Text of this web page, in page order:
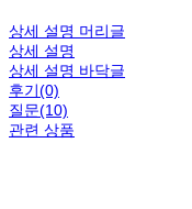
상세 설명 머리글
상세 설명
상세 설명 바닥글
후기(0)
질문(10)
관련 상품